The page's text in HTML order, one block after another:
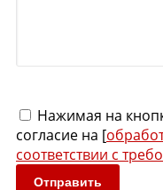
Нажимая на
согласие на [
соответствии с
Отправить